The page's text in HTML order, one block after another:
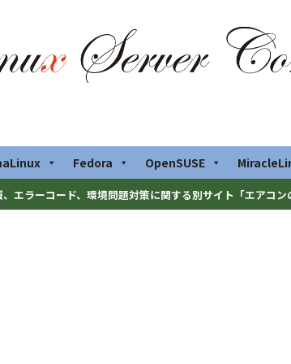
Fedora OpenSUSE
エラーコード、環境問題対策に関する別サイト「エアコン